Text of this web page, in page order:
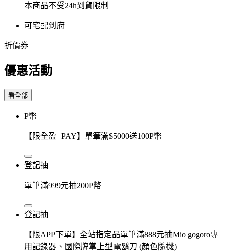
本商品不受24h到貨限制
可宅配到府
折價券
優惠活動
看全部
P幣
【限全盈+PAY】單筆滿$5000送100P幣
登記抽
單筆滿999元抽200P幣
登記抽
【限APP下單】全站指定品單筆滿888元抽Mio gogoro專
用記錄器、國際牌掌上型電鬍刀 (顏色隨機)